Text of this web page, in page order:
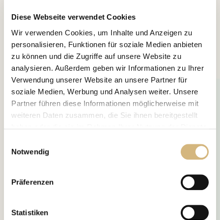
Diese Webseite verwendet Cookies
Wir verwenden Cookies, um Inhalte und Anzeigen zu
personalisieren, Funktionen für soziale Medien anbieten
zu können und die Zugriffe auf unsere Website zu
analysieren. Außerdem geben wir Informationen zu Ihrer
Verwendung unserer Website an unsere Partner für
soziale Medien, Werbung und Analysen weiter. Unsere
Partner führen diese Informationen möglicherweise mit
weiteren Daten zusammen, die Sie ihnen bereitgestellt
und im
mehr darüber, wer wir sind, wie Sie uns
kontaktieren können und wie wir personenbezogene
Notwendig
Präferenzen
Statistiken
Unsere Empfehlung